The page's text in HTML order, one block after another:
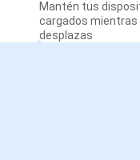
Mantén tus
cargados mientras
desplazas